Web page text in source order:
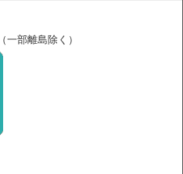
（一部離島除く）